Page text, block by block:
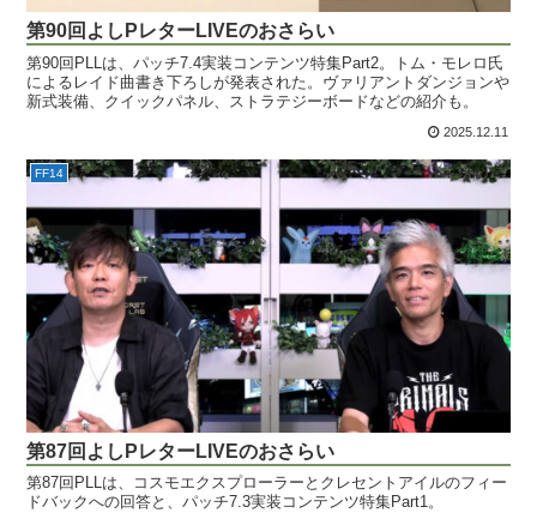
第90回よしPレターLIVEのおさらい
第90回PLLは、パッチ7.4実装コンテンツ特集Part2。トム・モレロ氏
によるレイド曲書き下ろしが発表された。ヴァリアントダンジョンや
新式装備、クイックパネル、ストラテジーボードなどの紹介も。
2025.12.11
FF14
第87回よしPレターLIVEのおさらい
第87回PLLは、コスモエクスプローラーとクレセントアイルのフィー
ドバックへの回答と、パッチ7.3実装コンテンツ特集Part1。